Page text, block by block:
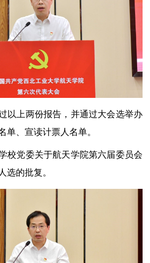
以上两份报告，并通过大会选举办
单、宣读计票人名单。
校党委关于航天学院第六届委员会
选的批复。